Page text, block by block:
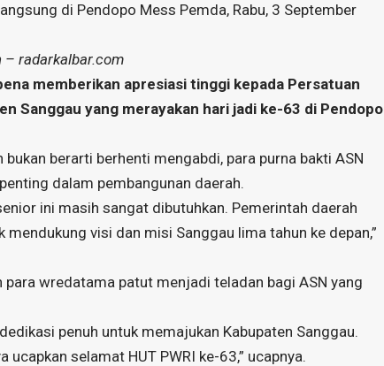
di Pendopo Mess Pemda, Rabu, 3 September
– radarkalbar.com
memberikan apresiasi tinggi kepada Persatuan
Sanggau yang merayakan hari jadi ke-63 di Pendopo
berarti berhenti mengabdi, para purna bakti ASN
dalam pembangunan daerah.
ini masih sangat dibutuhkan. Pemerintah daerah
visi dan misi Sanggau lima tahun ke depan,”
wredatama patut menjadi teladan bagi ASN yang
penuh untuk memajukan Kabupaten Sanggau.
selamat HUT PWRI ke-63,” ucapnya.